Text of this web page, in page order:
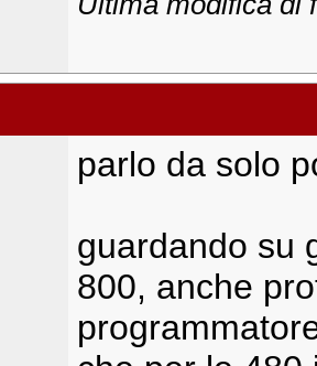
parlo da solo
guardando su
800, anche